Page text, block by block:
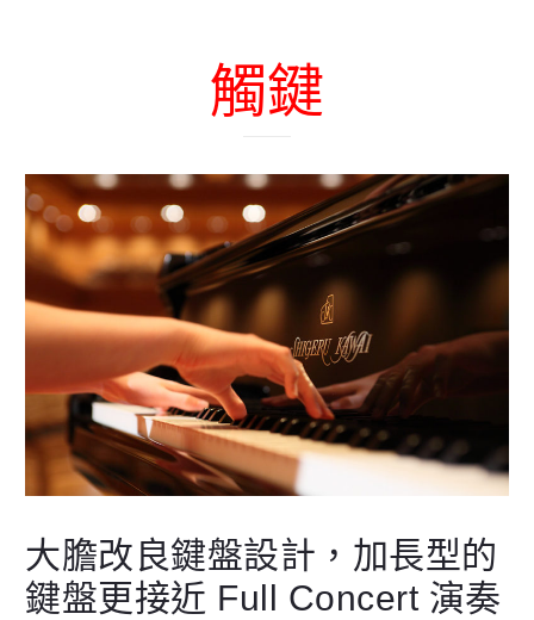
觸鍵
大膽改良鍵盤設計，加長型的
鍵盤更接近 Full Concert 演奏